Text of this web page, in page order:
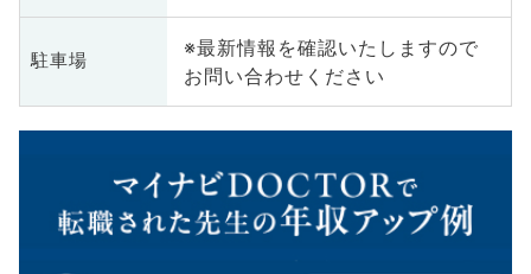
駐車場
※最新情報を確認いたしますので
お問い合わせください